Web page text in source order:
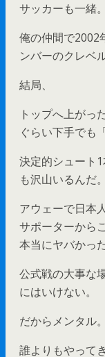
サッカーも一緒。
俺の仲間で2002
ンバーのクレベ
結局、
トップへ上がっ
ぐらい下手でも
決定的シュート
も沢山いるんだ。
アウェーで日本
サポーターから
本当にヤバかっ
公式戦の大事な
にはいけない。
だからメンタル
誰よりもやって